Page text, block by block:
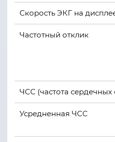
Скорость ЭКГ на
Частотный отклик
ЧСС (частота
Усредненная ЧСС